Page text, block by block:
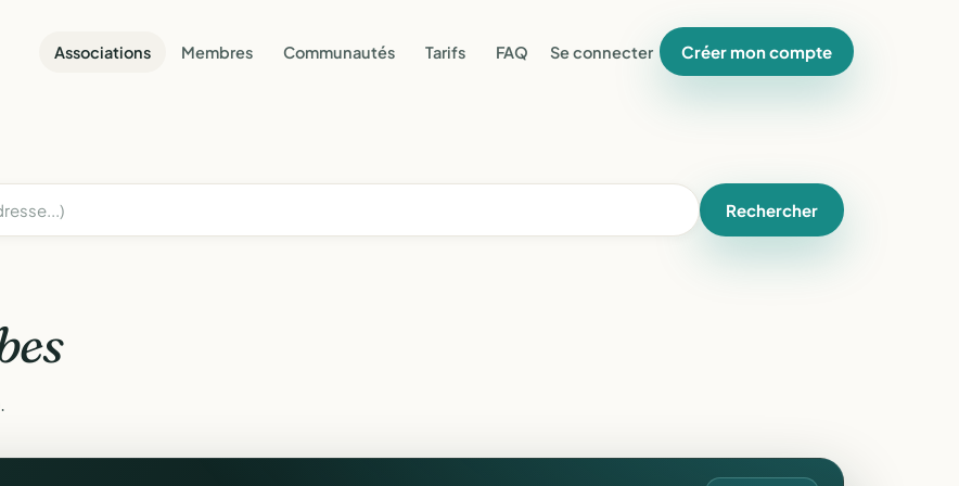
Associations Membres Communautés Tarifs FAQ Se connecter Créer mon compte
Rechercher